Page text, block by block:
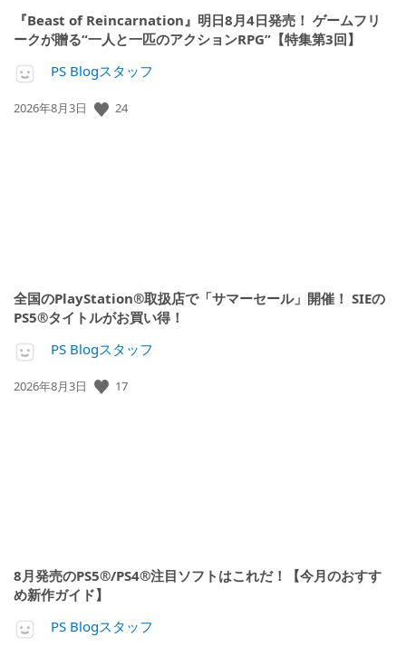
『Beast of Reincarnation』明日8月4日発売！ ゲームフリ
ークが贈る“一人と一匹のアクションRPG”【特集第3回】
PS Blogスタッフ
公
2026年8月3日 24
全国のPlayStation®取扱店で「サマーセール」開催！ SIEの
PS5®タイトルがお買い得！
PS Blogスタッフ
公
2026年8月3日 17
8月発売のPS5®/PS4®注目ソフトはこれだ！【今月のおすす
め新作ガイド】
PS Blogスタッフ